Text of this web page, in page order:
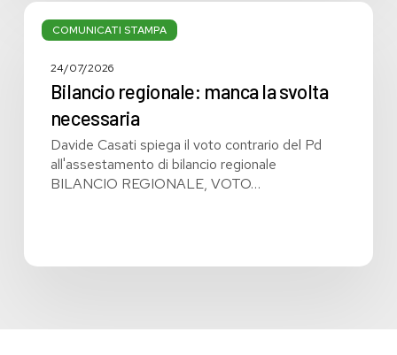
COMUNICATI STAMPA
Bilancio
regionale:
svolta
24/07/2026
Bilancio regionale: manca la svolta
necessaria
Davide Casati spiega il voto contrario del Pd
all'assestamento di bilancio regionale
BILANCIO REGIONALE, VOTO…